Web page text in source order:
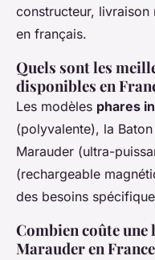
constructeur,
en français.
Quels sont les
disponibles en
Les modèles phares
(polyvalente), la
Marauder (ultra-
(rechargeable
des besoins
Combien coûte
Marauder en